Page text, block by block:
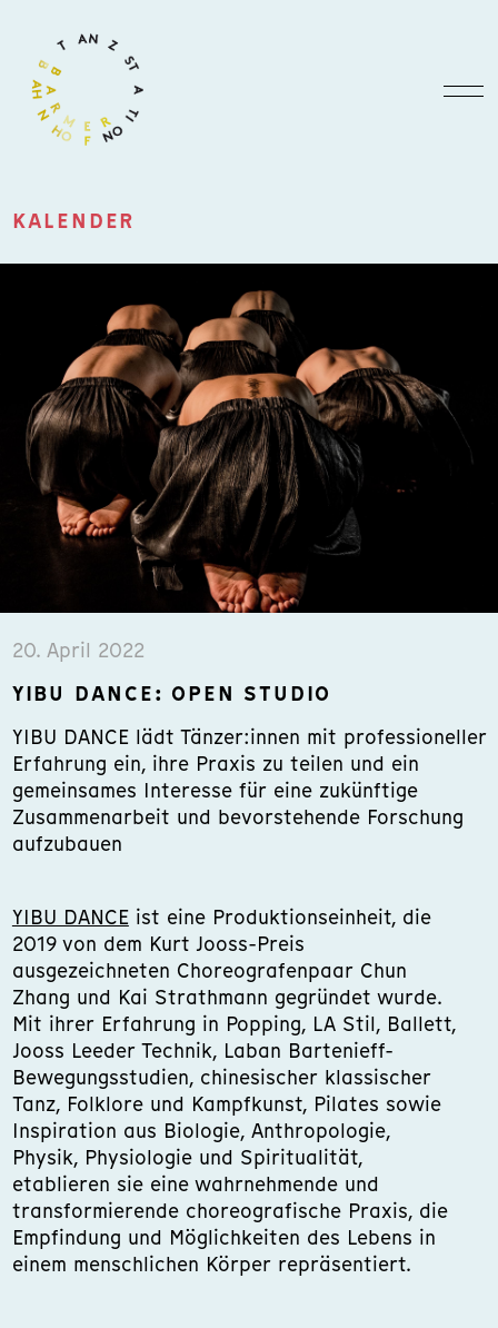
KALENDER
20. April 2022
YIBU DANCE: OPEN STUDIO
YIBU DANCE lädt Tänzer:innen mit professioneller
Erfahrung ein, ihre Praxis zu teilen und ein
gemeinsames Interesse für eine zukünftige
Zusammenarbeit und bevorstehende Forschung
aufzubauen
YIBU DANCEist eine Produktionseinheit, die
2019 von dem Kurt Jooss-Preis
ausgezeichneten Choreografenpaar Chun
Zhang und Kai Strathmann gegründet wurde.
Mit ihrer Erfahrung in Popping, LA Stil, Ballett,
Jooss Leeder Technik, Laban Bartenieff-
Bewegungsstudien, chinesischer klassischer
Tanz, Folklore und Kampfkunst, Pilates sowie
Inspiration aus Biologie, Anthropologie,
Physik, Physiologie und Spiritualität,
etablieren sie eine wahrnehmende und
transformierende choreografische Praxis, die
Empfindung und Möglichkeiten des Lebens in
einem menschlichen Körper repräsentiert.